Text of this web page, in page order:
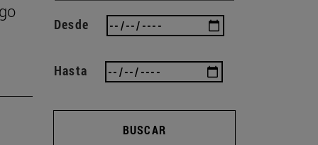
Desde
Hasta
BUSCAR